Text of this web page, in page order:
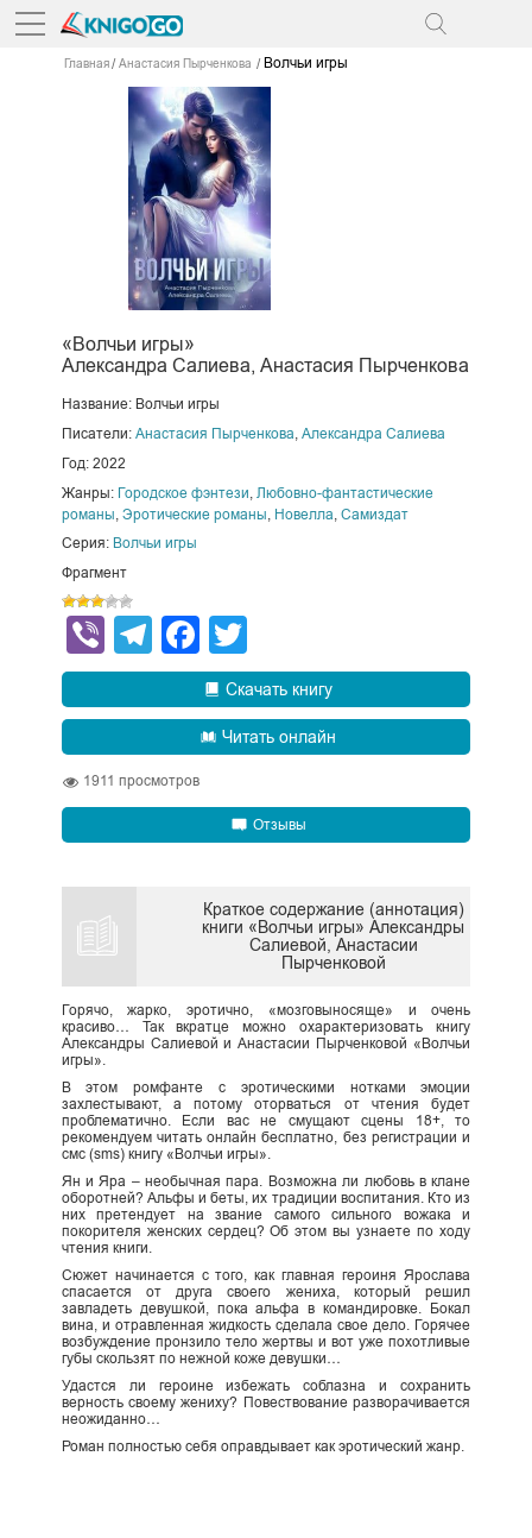
Главная Анастасия Пырченкова Волчьи игры
«Волчьи игры»
Александра Салиева, Анастасия Пырченкова
Название: Волчьи игры
Писатели: Анастасия Пырченкова, Александра Салиева
Год: 2022
Жанры: Городское фэнтези Любовно-фантастические
романы Эротические романы Новелла Самиздат
Серия: Волчьи игры
Фрагмент
ViberTelegram
Facebook
Скачать книгу
Читать онлайн
1911 просмотров
Отзывы
Краткое содержание (аннотация)
книги «Волчьи игры» Александры
Салиевой, Анастасии
Пырченковой
Горячо, жарко, эротично, «мозговыносяще» и очень
красиво… Так вкратце можно охарактеризовать книгу
Александры Салиевой и Анастасии Пырченковой «Волчьи
игры».
В этом ромфанте с эротическими нотками эмоции
захлестывают, а потому оторваться от чтения будет
проблематично. Если вас не смущают сцены 18+, то
рекомендуем читать онлайн бесплатно, без регистрации и
смс (sms) книгу «Волчьи игры».
Ян и Яра – необычная пара. Возможна ли любовь в клане
оборотней? Альфы и беты, их традиции воспитания. Кто из
них претендует на звание самого сильного вожака и
покорителя женских сердец? Об этом вы узнаете по ходу
чтения книги.
Сюжет начинается с того, как главная героиня Ярослава
спасается от друга своего жениха, который решил
завладеть девушкой, пока альфа в командировке. Бокал
вина, и отравленная жидкость сделала свое дело. Горячее
возбуждение пронзило тело жертвы и вот уже похотливые
губы скользят по нежной коже девушки…
Удастся ли героине избежать соблазна и сохранить
верность своему жениху? Повествование разворачивается
неожиданно…
Роман полностью себя оправдывает как эротический жанр.